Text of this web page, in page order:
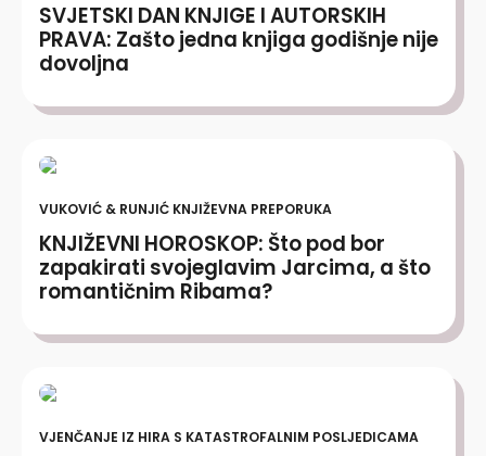
SVJETSKI DAN KNJIGE I AUTORSKIH
PRAVA: Zašto jedna knjiga godišnje nije
dovoljna
VUKOVIĆ & RUNJIĆ KNJIŽEVNA PREPORUKA
KNJIŽEVNI HOROSKOP: Što pod bor
zapakirati svojeglavim Jarcima, a što
romantičnim Ribama?
VJENČANJE IZ HIRA S KATASTROFALNIM POSLJEDICAMA